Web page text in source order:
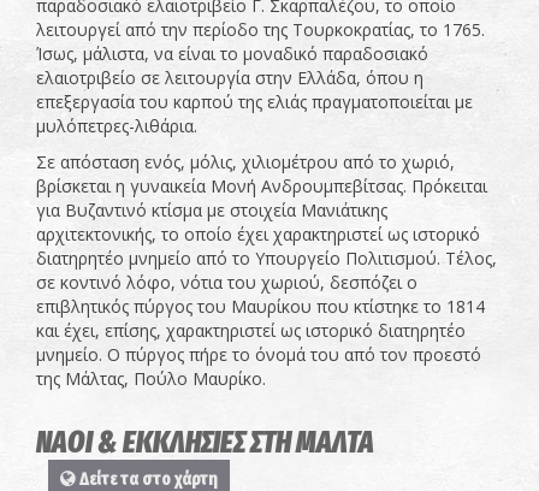
παραδοσιακό ελαιοτριβείο Γ. Σκαρπαλέζου, το οποίο
λειτουργεί από την περίοδο της Τουρκοκρατίας, το 1765.
Ίσως, μάλιστα, να είναι το μοναδικό παραδοσιακό
ελαιοτριβείο σε λειτουργία στην Ελλάδα, όπου η
επεξεργασία του καρπού της ελιάς πραγματοποιείται με
μυλόπετρες-λιθάρια.
Σε απόσταση ενός, μόλις, χιλιομέτρου από το χωριό,
βρίσκεται η γυναικεία Μονή Ανδρουμπεβίτσας. Πρόκειται
για Βυζαντινό κτίσμα με στοιχεία Μανιάτικης
αρχιτεκτονικής, το οποίο έχει χαρακτηριστεί ως ιστορικό
διατηρητέο μνημείο από το Υπουργείο Πολιτισμού. Τέλος,
σε κοντινό λόφο, νότια του χωριού, δεσπόζει ο
επιβλητικός πύργος του Μαυρίκου που κτίστηκε το 1814
και έχει, επίσης, χαρακτηριστεί ως ιστορικό διατηρητέο
μνημείο. Ο πύργος πήρε το όνομά του από τον προεστό
της Μάλτας, Πούλο Μαυρίκο.
ΝΑΟΙ & ΕΚΚΛΗΣΙΕΣ ΣΤΗ ΜΑΛΤΑ
Δείτε τα στο χάρτη